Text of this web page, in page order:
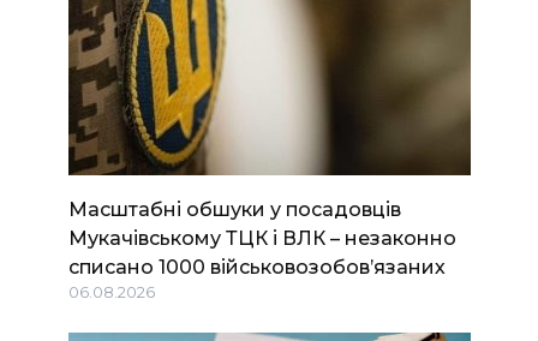
Масштабні обшуки у посадовців
Мукачівському ТЦК і ВЛК – незаконно
списано 1000 військовозобов’язаних
06.08.2026